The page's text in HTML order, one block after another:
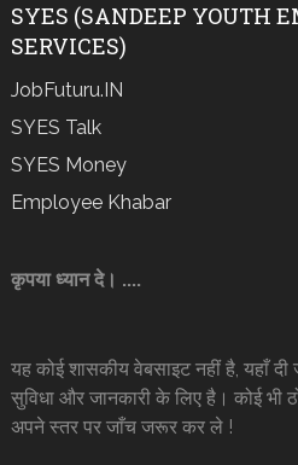
SYES (SANDEEP YOUTH
SERVICES)
JobFuturu.IN
SYES Talk
SYES Money
Employee Khabar
कृपया ध्यान दे। ....
यह कोई शासकीय वेबसाइट नहीं है, यहाँ
सुविधा और जानकारी के लिए है। कोई भी
अपने स्तर पर जाँच जरूर कर ले !